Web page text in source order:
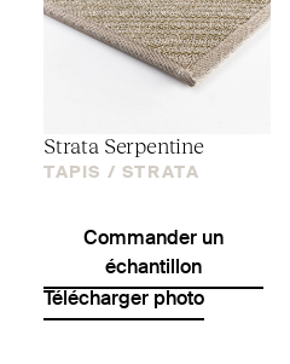
Strata Serpentine
TAPIS / STRATA
Commander un
échantillon
Télécharger photo